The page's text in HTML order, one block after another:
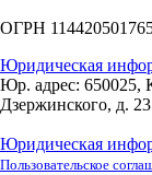
ОГРН
Юридическая
Юр. адрес: 650025,
Дзержинского, д. 23
Юридическая
Пользовательское